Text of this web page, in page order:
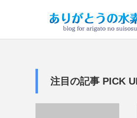
注目の記事 PICK